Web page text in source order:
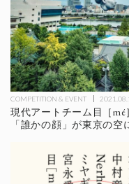
COMPETITION & EVENT
現代アートチーム目［
「誰かの顔」が東京の空